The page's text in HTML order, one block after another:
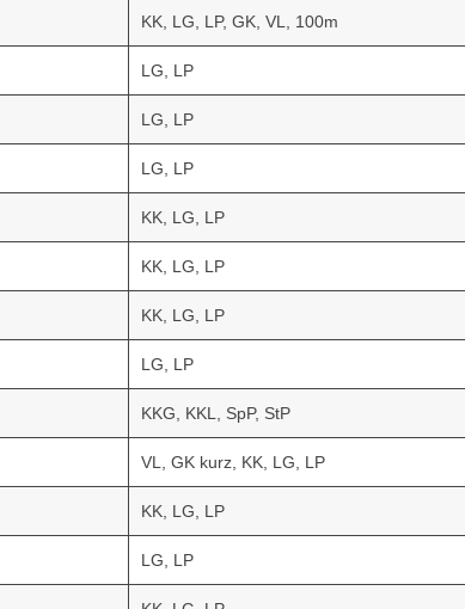
KK, LG, LP, GK, VL, 100m
LG, LP
LG, LP
LG, LP
KK, LG, LP
KK, LG, LP
KK, LG, LP
LG, LP
KKG, KKL, SpP, StP
VL, GK kurz, KK, LG, LP
KK, LG, LP
LG, LP